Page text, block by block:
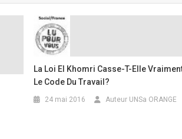
La Loi El Khomri Casse-T-Elle
Le Code Du Travail?
24 mai 2016 Auteur UNSa ORANGE